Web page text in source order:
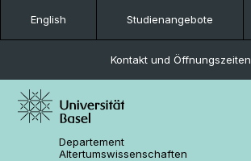
English Studienangebote
Kontakt und Öffnungszeiten
Departement
Altertumswissenschaften